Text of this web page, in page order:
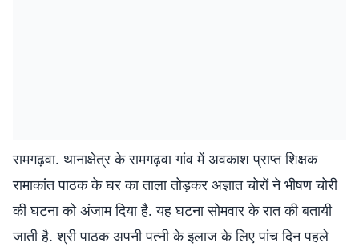
रामगढ़वा. थानाक्षेत्र के रामगढ़वा गांव में अवकाश प्राप्त शिक्षक
रामाकांत पाठक के घर का ताला तोड़कर अज्ञात चोरों ने भीषण चोरी
की घटना को अंजाम दिया है. यह घटना सोमवार के रात की बतायी
जाती है. श्री पाठक अपनी पत्नी के इलाज के लिए पांच दिन पहले